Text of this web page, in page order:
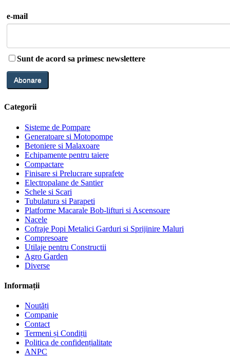
e-mail
Sunt de acord sa primesc newslettere
Categorii
Sisteme de Pompare
Generatoare si Motopompe
Betoniere si Malaxoare
Echipamente pentru taiere
Compactare
Finisare si Prelucrare suprafete
Electropalane de Santier
Schele si Scari
Tubulatura si Parapeti
Platforme Macarale Bob-lifturi si Ascensoare
Nacele
Cofraje Popi Metalici Garduri si Sprijinire Maluri
Compresoare
Utilaje pentru Constructii
Agro Garden
Diverse
Informații
Noutăți
Companie
Contact
Termeni și Condiții
Politica de confidențialitate
ANPC